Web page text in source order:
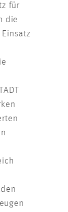
für
die